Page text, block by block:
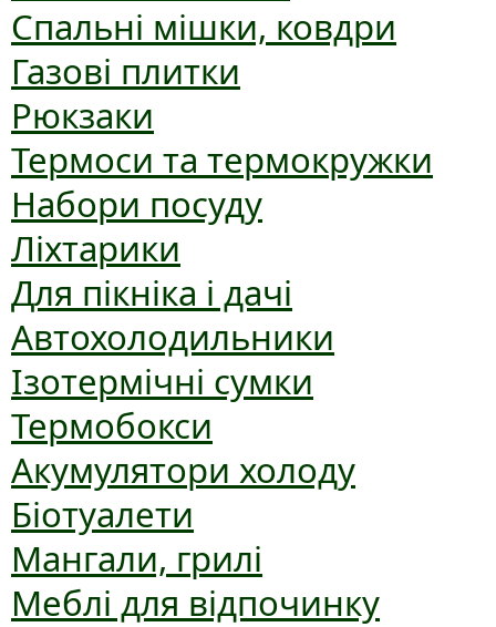
Спальні мішки, ковдри
Газові плитки
Рюкзаки
Термоси та термокружки
Набори посуду
Ліхтарики
Для пікніка і дачі
Автохолодильники
Ізотермічні сумки
Термобокси
Акумулятори холоду
Біотуалети
Мангали, грилі
Меблі для відпочинку